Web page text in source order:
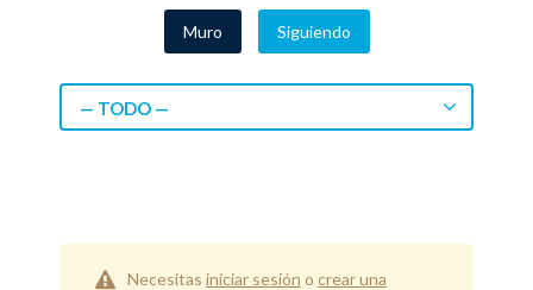
Muro Siguiendo
— TODO —
Necesitas iniciar sesión o crear una